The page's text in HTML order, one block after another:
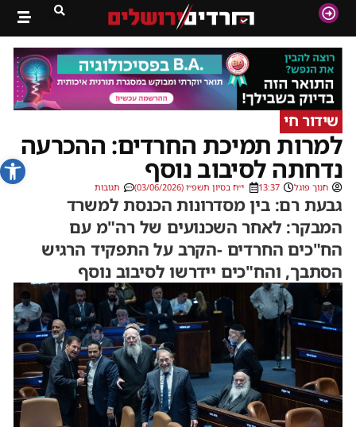
פתח
שידור חי
למרות תמיכת החרדים: ההכרעה
נדחתה לסיבוב נוסף
חנוך פוגל 13:37 י״ח בסיון תשפ״ו (03/06/2026) תגובות
גבעת רם: בין מסדרונות הכנסת למשרד
המבקר: לאחר השכנועים של רה"מ עם
הח"כים החרדים -הקרב על התפקיד הרגיש
הסתבך, והח"כים יידרשו לסיבוב נוסף